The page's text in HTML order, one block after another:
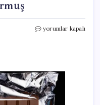
Çikolata
önlüyormuş
için
yorumlar kapalı